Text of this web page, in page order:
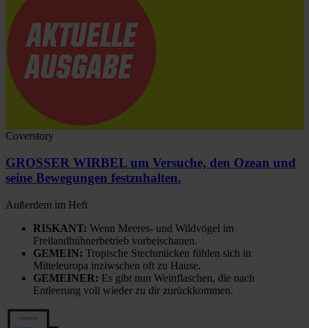
Coverstory
GROSSER WIRBEL um Versuche, den Ozean und
seine Bewegungen festzuhalten.
Außerdem im Heft
RISKANT: Wenn Meeres- und Wildvögel im
Freilandhühnerbetrieb vorbeischauen.
GEMEIN: Tropische Stechmücken fühlen sich in
Mitteleuropa inziwschen oft zu Hause.
GEMEINER: Es gibt nun Weinflaschen, die nach
Entleerung voll wieder zu dir zurückkommen.